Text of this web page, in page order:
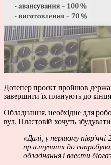
Дотепер проєкт пройшов
завершити їх планують до
Обладнання, необхідне для
вул. Пластовій хочуть
«Далі, у першому
приступити до
обладнання і ввести